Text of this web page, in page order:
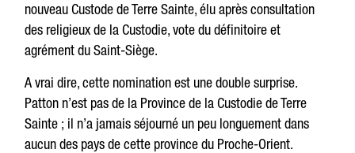
nouveau Custode de Terre Sainte, élu après consultation
des religieux de la Custodie, vote du définitoire et
agrément du Saint-Siège.
A vrai dire, cette nomination est une double surprise.
Patton n’est pas de la Province de la Custodie de Terre
Sainte ; il n’a jamais séjourné un peu longuement dans
aucun des pays de cette province du Proche-Orient.